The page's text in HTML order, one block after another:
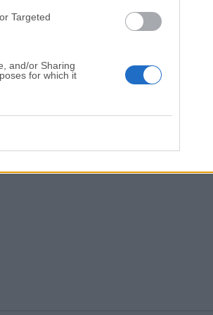
Targeted
and/or Sharing
for which it
WindowBlinds para aplicar